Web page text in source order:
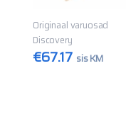
Originaal varuosad
Discovery
€67.17 sis KM